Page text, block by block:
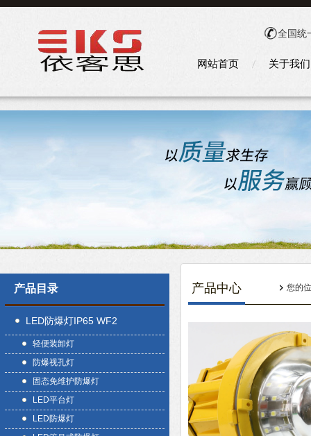
全国统
网站首页 关于我们
产品目录
LED防爆灯IP65 WF2
轻便装卸灯
防爆视孔灯
固态免维护防爆灯
LED平台灯
LED防爆灯
产品中心 您的